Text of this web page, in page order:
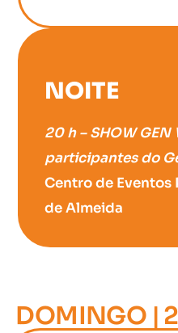
NOITE
20 h – SHOW GEN
participantes do
Centro de Eventos
de Almeida
DOMINGO |